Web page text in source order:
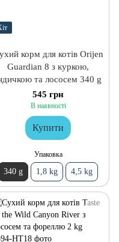
корм для котів Orijen
Guardian 8 з куркою,
та лососем 340 g
545 грн
В наявності
Купити
Упаковка
340 g 1,8 kg 4,5 kg